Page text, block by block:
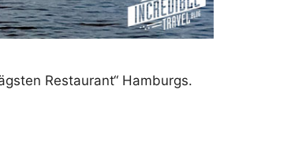
Restaurant“ Hamburgs.